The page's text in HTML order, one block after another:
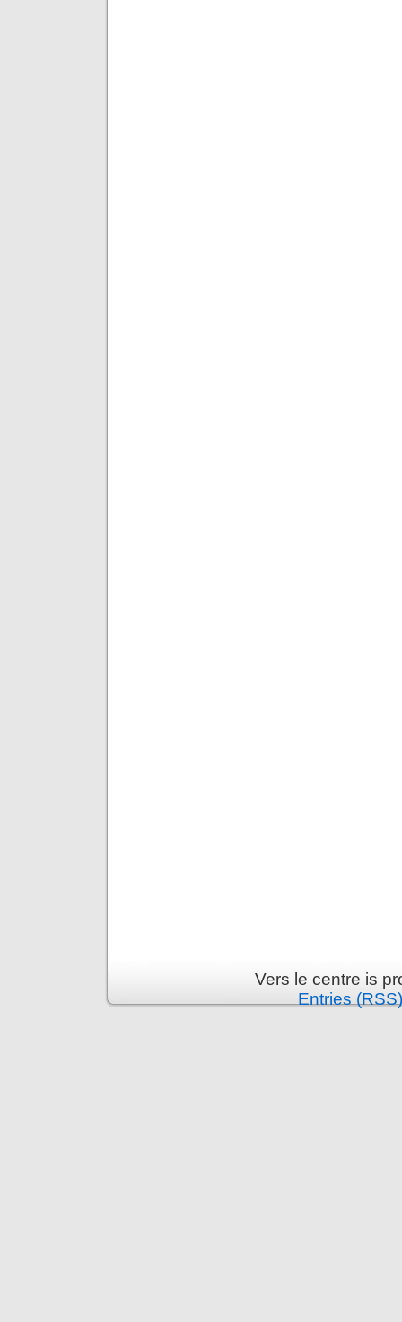
Vers le centre is
Entries (RSS)